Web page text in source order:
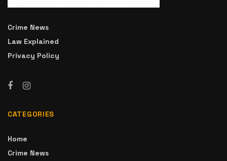
Crime News
Law Explained
Privacy Policy
CATEGORIES
Home
Crime News